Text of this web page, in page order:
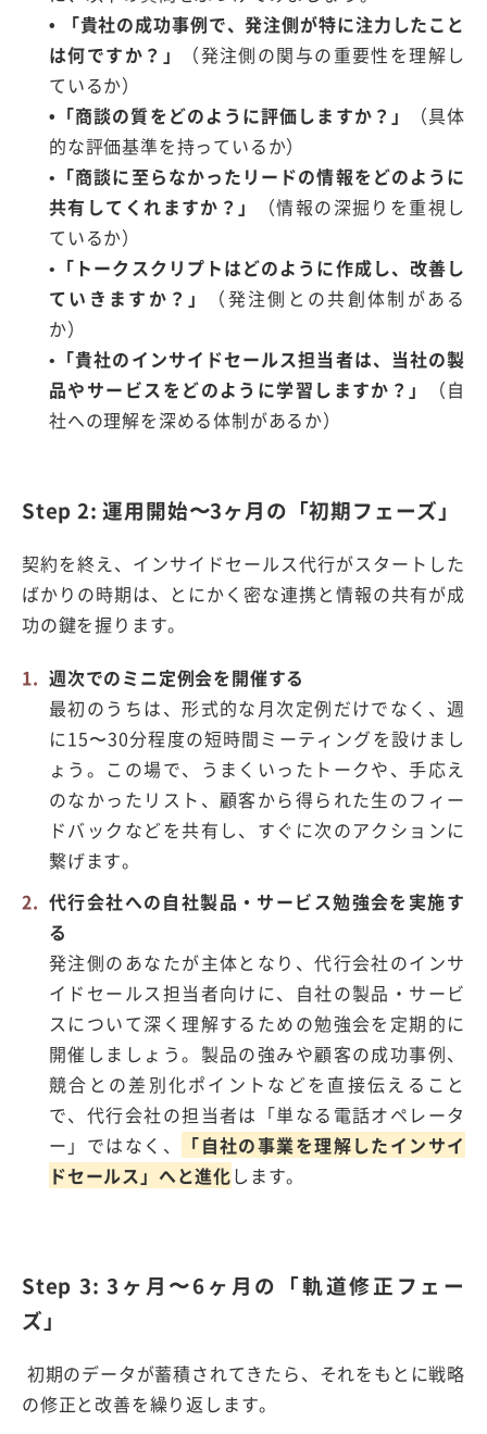
• 「貴社の成功事例で、発注側が特に注力したこと
は何ですか？」
（発注側の関与の重要性を理解し
ているか）
•「商談の質をどのように評価しますか？」
（具体
的な評価基準を持っているか）
• 「商談に至らなかったリードの情報をどのように
共有してくれますか？」
（情報の深掘りを重視し
ているか）
• 「トークスクリプトはどのように作成し、改善し
ていきますか？」
（発注側との共創体制がある
か）
• 「貴社のインサイドセールス担当者は、当社の製
品やサービスをどのように学習しますか？」
（自
社への理解を深める体制があるか）
Step 2: 運用開始〜3ヶ月の「初期フェーズ」
契約を終え、インサイドセールス代行がスタートした
ばかりの時期は、とにかく密な連携と情報の共有が成
功の鍵を握ります。
週次でのミニ定例会を開催する
最初のうちは、形式的な月次定例だけでなく、週
に15〜30分程度の短時間ミーティングを設けまし
ょう。この場で、うまくいったトークや、手応え
のなかったリスト、顧客から得られた生のフィー
ドバックなどを共有し、すぐに次のアクションに
繋げます。
代行会社への自社製品・サービス勉強会を実施す
る
発注側のあなたが主体となり、代行会社のインサ
イドセールス担当者向けに、自社の製品・サービ
スについて深く理解するための勉強会を定期的に
開催しましょう。製品の強みや顧客の成功事例、
競合との差別化ポイントなどを直接伝えること
で、代行会社の担当者は「単なる電話オペレータ
ー」ではなく、
「自社の事業を理解したインサイ
ドセールス」へと進化します。
Step 3: 3ヶ月〜6ヶ月の「軌道修正フェー
ズ」
初期のデータが蓄積されてきたら、それをもとに戦略
の修正と改善を繰り返します。